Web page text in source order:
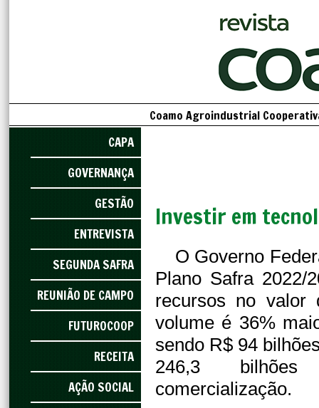
Coamo Agroindustrial
CAPA
GOVERNANÇA
GESTÃO
ENTREVISTA
SEGUNDA SAFRA
REUNIÃO DE CAMPO
FUTUROCOOP
RECEITA
AÇÃO SOCIAL
Investir em
O Governo
Plano Safra 2022/
recursos no valor
volume é 36%
sendo R$ 94
246,3
comercialização.